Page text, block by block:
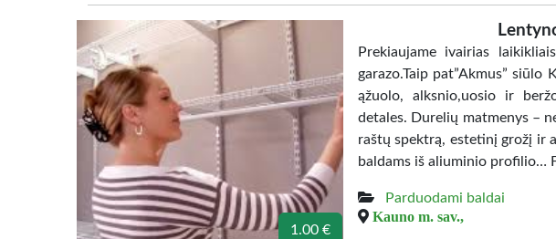
1.00 €
Prekiaujame ivairias
garazo.Taip pat”Akmus”
ąžuolo, alksnio,uosio ir
detales. Durelių matmenys –
raštų spektrą, estetinį grožį ir
baldams iš aliuminio profilio…
Parduodami baldai
Kauno m. sav.,